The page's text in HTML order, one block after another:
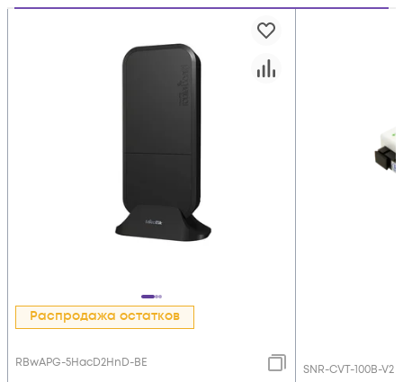
Распродажа остатков
RBwAPG-5HacD2HnD-BE SNR-CVT-100B-V2